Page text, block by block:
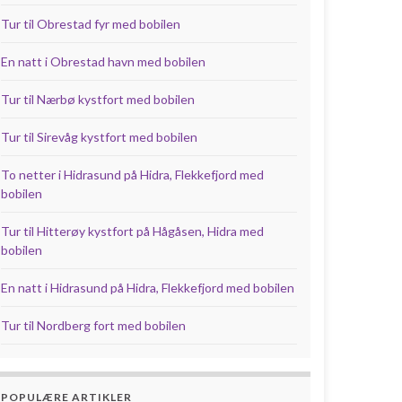
Tur til Obrestad fyr med bobilen
En natt i Obrestad havn med bobilen
Tur til Nærbø kystfort med bobilen
Tur til Sirevåg kystfort med bobilen
To netter i Hidrasund på Hidra, Flekkefjord med
bobilen
Tur til Hitterøy kystfort på Hågåsen, Hidra med
bobilen
En natt i Hidrasund på Hidra, Flekkefjord med bobilen
Tur til Nordberg fort med bobilen
POPULÆRE ARTIKLER